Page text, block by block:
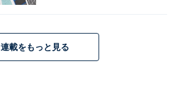
連載をもっと見る